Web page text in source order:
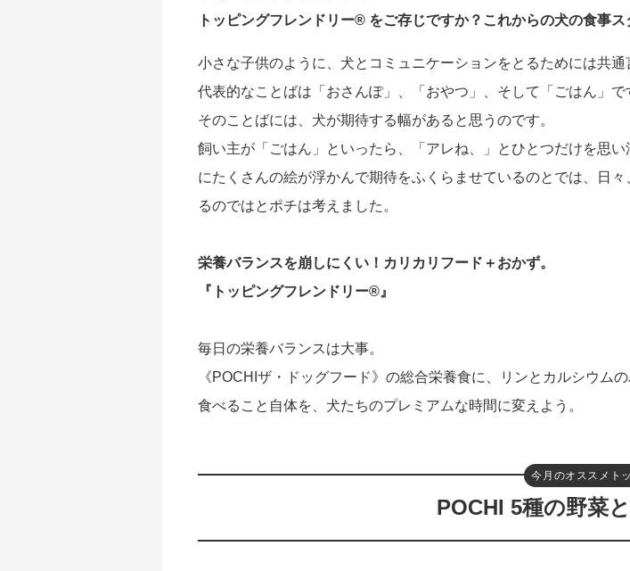
トッピングフレンドリー® をご存じですか？これからの犬の食事ス
小さな子供のように、犬とコミュニケーションをとるためには共通
代表的なことばは「おさんぽ」、「おやつ」、そして「ごはん」で
そのことばには、犬が期待する幅があると思うのです。
飼い主が「ごはん」といったら、「アレね、」とひとつだけを思
にたくさんの絵が浮かんで期待をふくらませているのとでは、日
るのではとポチは考えました。
栄養バランスを崩しにくい！カリカリフード＋おかず。
『トッピングフレンドリー®』
毎日の栄養バランスは大事。
《POCHIザ・ドッグフード》の総合栄養食に、リンとカルシウム
食べること自体を、犬たちのプレミアムな時間に変えよう。
今月のオススメト
POCHI 5種の野菜